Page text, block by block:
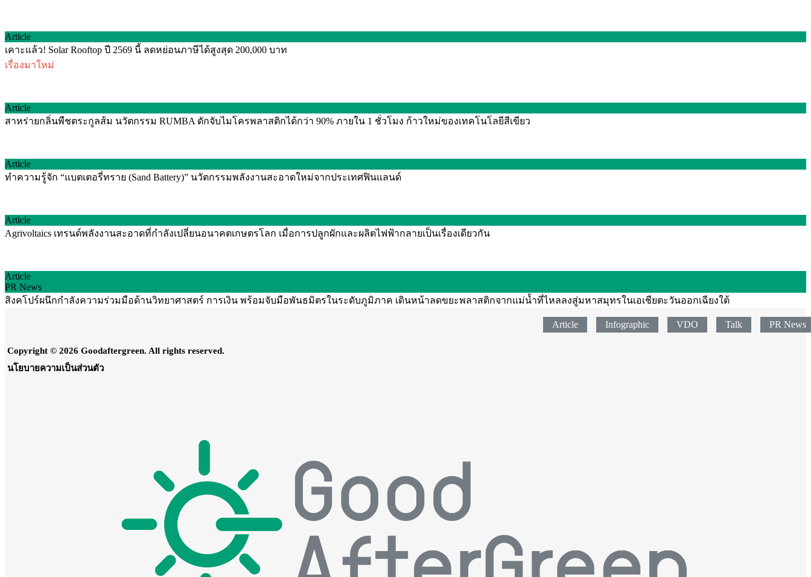
Article
เคาะแล้ว! Solar Rooftop ปี 2569 นี้ ลดหย่อนภาษีได้สูงสุด 200,000 บาท
เรื่องมาใหม่
Article
สาหร่ายกลิ่นพืชตระกูลส้ม นวัตกรรม RUMBA ดักจับไมโครพลาสติกได้กว่า 90% ภายใน 1 ชั่วโมง ก้าวใหม่ของเทคโนโลยีสีเขียว
Article
ทำความรู้จัก “แบตเตอรี่ทราย (Sand Battery)” นวัตกรรมพลังงานสะอาดใหม่จากประเทศฟินแลนด์
Article
Agrivoltaics เทรนด์พลังงานสะอาดที่กำลังเปลี่ยนอนาคตเกษตรโลก เมื่อการปลูกผักและผลิตไฟฟ้ากลายเป็นเรื่องเดียวกัน
Article
PR News
สิงคโปร์ผนึกกำลังความร่วมมือด้านวิทยาศาสตร์ การเงิน พร้อมจับมือพันธมิตรในระดับภูมิภาค เดินหน้าลดขยะพลาสติกจากแม่น้ำที่ไหลลงสู่มหาสมุทรในเอเชียตะวันออกเฉียงใต้
Article Infographic VDO Talk PR News
Copyright © 2026 Goodaftergreen. All rights reserved.
นโยบายความเป็นส่วนตัว